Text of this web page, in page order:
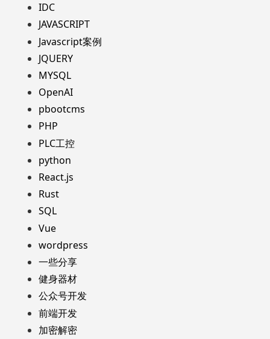
IDC
JAVASCRIPT
Javascript案例
JQUERY
MYSQL
OpenAI
pbootcms
PHP
PLC工控
python
React.js
Rust
SQL
Vue
wordpress
一些分享
健身器材
公众号开发
前端开发
加密解密